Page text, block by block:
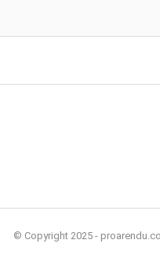
© Copyright 2025 -